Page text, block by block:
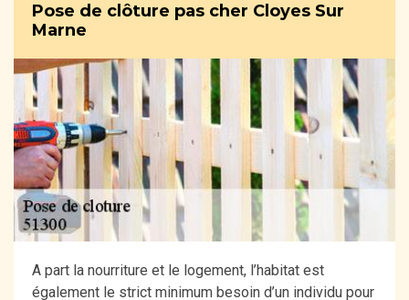
Pose de clôture pas cher Cloyes Sur
Marne
A part la nourriture et le logement, l’habitat est
également le strict minimum besoin d’un individu pour